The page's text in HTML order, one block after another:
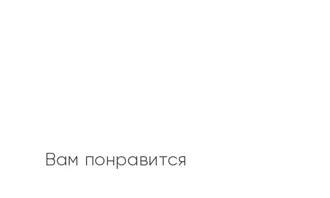
Вам понравится